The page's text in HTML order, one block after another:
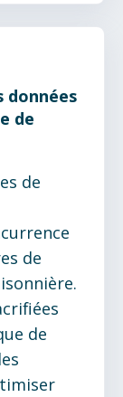
données
de
de
de
de